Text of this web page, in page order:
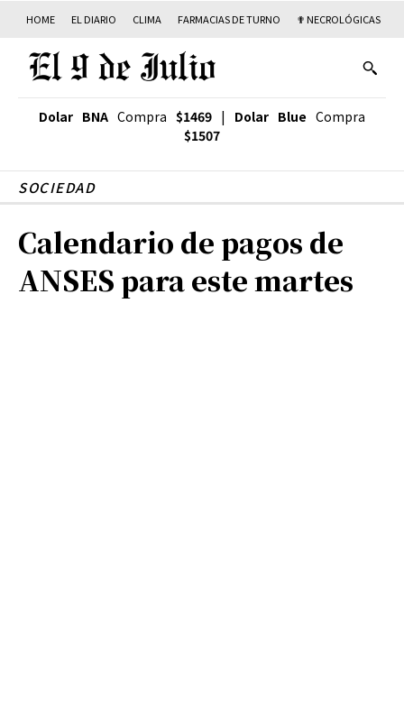
HOME EL DIARIO CLIMA FARMACIAS DE TURNO ✟ NECROLÓGICAS
Dolar BNA Compra $1469 | Dolar Blue Compra
$1507
SOCIEDAD
Calendario de pagos de
ANSES para este martes